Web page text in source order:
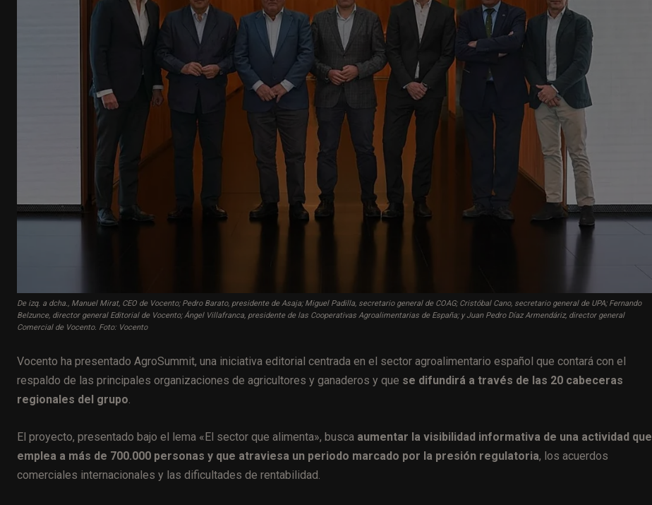
De izq. a dcha., Manuel Mirat, CEO de Vocento; Pedro Barato, presidente de Asaja; Miguel Padilla, secretario general de COAG; Cristóbal Cano, secretario general de UPA; Fernando
Belzunce, director general Editorial de Vocento; Ángel Villafranca, presidente de las Cooperativas Agroalimentarias de España; y Juan Pedro Díaz Armendáriz, director general
Comercial de Vocento. Foto: Vocento
Vocento ha presentado AgroSummit, una iniciativa editorial centrada en el sector agroalimentario español que contará con el
respaldo de las principales organizaciones de agricultores y ganaderos y que se difundirá a través de las 20 cabeceras
regionales del grupo.
El proyecto, presentado bajo el lema «El sector que alimenta», busca aumentar la visibilidad informativa de una actividad que
emplea a más de 700.000 personas y que atraviesa un periodo marcado por la presión regulatoria, los acuerdos
comerciales internacionales y las dificultades de rentabilidad.